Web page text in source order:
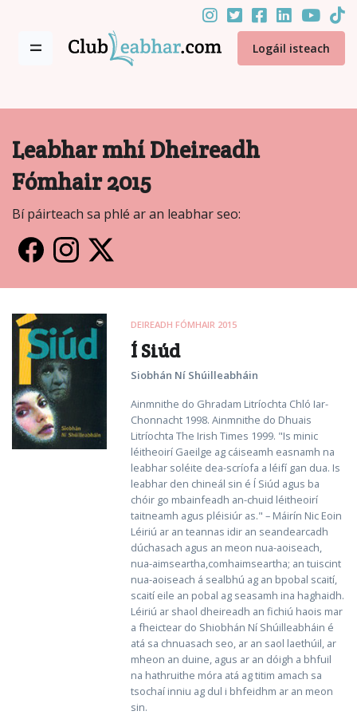
Logáil isteach
Leabhar mhí Dheireadh
Fómhair 2015
Bí páirteach sa phlé ar an leabhar seo:
DEIREADH FÓMHAIR 2015
Í Siúd
Siobhán Ní Shúilleabháin
Ainmnithe do Ghradam Litríochta Chló Iar-
Chonnacht 1998. Ainmnithe do Dhuais
Litríochta The Irish Times 1999. "Is minic
léitheoirí Gaeilge ag cáiseamh easnamh na
leabhar soléite dea-scríofa a léifí gan dua. Is
leabhar den chineál sin é Í Siúd agus ba
chóir go mbainfeadh an-chuid léitheoirí
taitneamh agus pléisiúr as." – Máirín Nic Eoin
Léiriú ar an teannas idir an seandearcadh
dúchasach agus an meon nua-aoiseach,
nua-aimseartha,comhaimseartha; an tuiscint
nua-aoiseach á sealbhú ag an bpobal scaití,
scaití eile an pobal ag seasamh ina haghaidh.
Léiriú ar shaol dheireadh an fichiú haois mar
a fheictear do Shiobhán Ní Shúilleabháin é
atá sa chnuasach seo, ar an saol laethúil, ar
mheon an duine, agus ar an dóigh a bhfuil
na hathruithe móra atá ag titim amach sa
tsochaí inniu ag dul i bhfeidhm ar an meon
sin.